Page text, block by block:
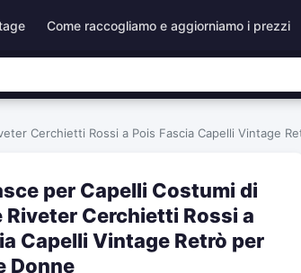
Come raccogliamo e aggiorniamo i prezzi
Cerchietti Rossi a Pois Fascia Capelli Vintage
per Capelli Costumi di
Riveter Cerchietti Rossi a
Capelli Vintage Retrò per
Donne